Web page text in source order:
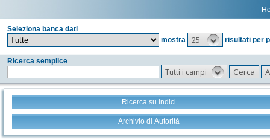
Seleziona banca dati
mostra
25 risultati per
Ricerca semplice
Tutti i campi
Ricerca su indici
Archivio di Autorità